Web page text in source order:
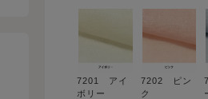
7201 アイ
ボリー
7202 ピン
ク